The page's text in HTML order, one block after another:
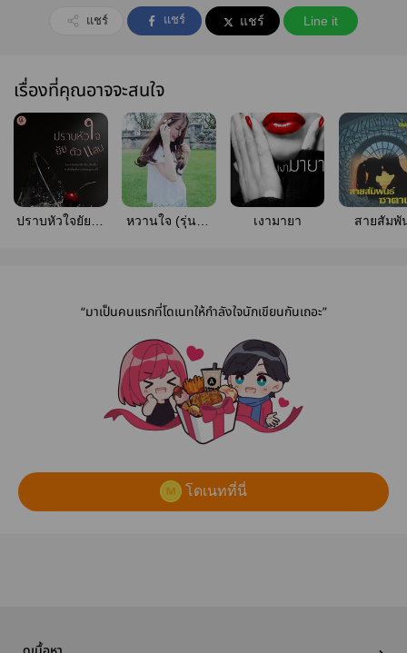
แชร์ แชร์ แชร์ Line it
เรื่องที่คุณอาจจะสนใจ
ปราบหัวใจยัยตัว
หวานใจ (รุ่นลูก
เงามายา
สายสัมพั
“มาเป็นคนแรกที่โดเนทให้กำลังใจนักเขียนกันเถอะ”
โดเนทที่นี่